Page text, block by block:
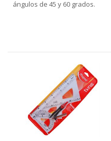
ángulos de 45 y 60 grados.